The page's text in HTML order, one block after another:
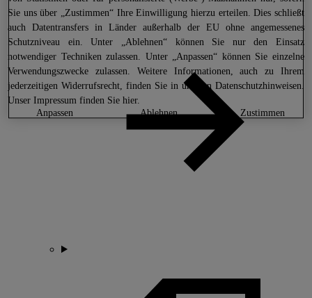
Sie uns über „Zustimmen“ Ihre Einwilligung hierzu erteilen. Dies schließt
auch Datentransfers in Länder außerhalb der EU ohne angemessenes
Schutzniveau ein. Unter „Ablehnen“ können Sie nur den Einsatz
notwendiger Techniken zulassen. Unter „Anpassen“ können Sie einzelne
Verwendungszwecke zulassen. Weitere Informationen, auch zu Ihrem
jederzeitigen Widerrufsrecht, finden Sie in unseren Datenschutzhinweisen.
Unser Impressum finden Siehier.
ablehnen
zustimmen
anpassen